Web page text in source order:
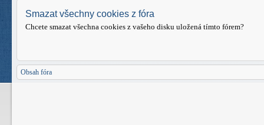
Smazat všechny cookies z fóra
Chcete smazat všechna cookies z vašeho disku uložená tímto fórem?
Obsah fóra